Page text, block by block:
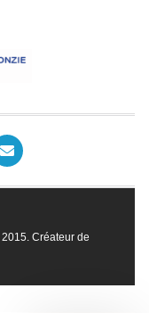
Créateur de